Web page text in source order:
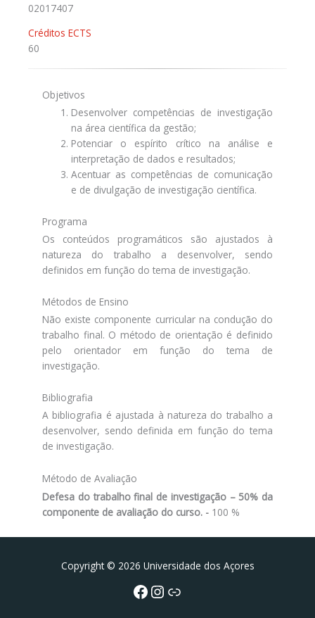
02017407
Créditos ECTS
60
Objetivos
Desenvolver competências de investigação
na área científica da gestão;
Potenciar o espírito crítico na análise e
interpretação de dados e resultados;
Acentuar as competências de comunicação
e de divulgação de investigação científica.
Programa
Os conteúdos programáticos são ajustados à
natureza do trabalho a desenvolver, sendo
definidos em função do tema de investigação.
Métodos de Ensino
Não existe componente curricular na condução do
trabalho final. O método de orientação é definido
pelo orientador em função do tema de
investigação.
Bibliografia
A bibliografia é ajustada à natureza do trabalho a
desenvolver, sendo definida em função do tema
de investigação.
Método de Avaliação
Defesa do trabalho final de investigação – 50% da
componente de avaliação do curso. - 100 %
Copyright © 2026 Universidade dos Açores
Facebook
Instagram da FCTPortal da UAc